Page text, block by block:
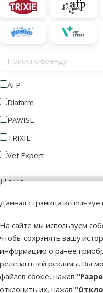
Данная страница
На сайте мы используем
чтобы сохранять вашу
информацию о ранее
релевантной рекламы. Вы
файлов cookie, нажав
отклонить их, нажав
Поиск по бренду
AFP
Diafarm
PAWISE
TRIXIE
Vet Expert
Цена
2 €
Оценка
Оценка